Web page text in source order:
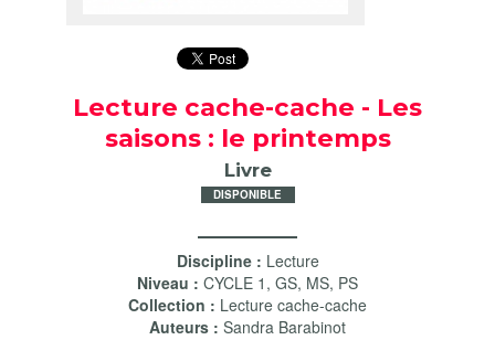
Lecture cache-cache - Les
saisons : le printemps
Livre
DISPONIBLE
Discipline : Lecture
Niveau : CYCLE 1 , GS, MS, PS
Collection : Lecture cache-cache
Auteurs : Sandra Barabinot